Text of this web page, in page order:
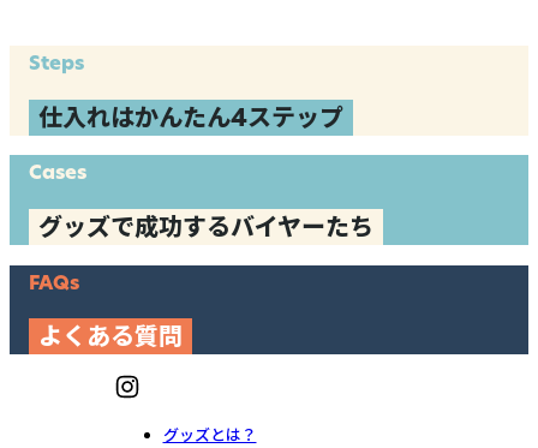
Steps
仕入れはかんたん4ステップ
Cases
グッズで成功するバイヤーたち
FAQs
よくある質問
グッズとは？